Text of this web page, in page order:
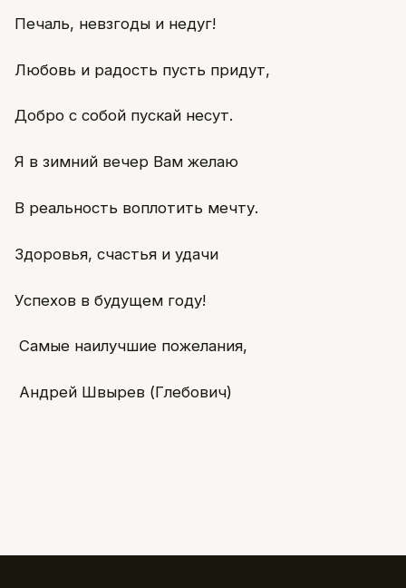
Печаль, невзгоды и недуг!
Любовь и радость пусть придут,
Добро с собой пускай несут.
Я в зимний вечер Вам желаю
В реальность воплотить мечту.
Здоровья, счастья и удачи
Успехов в будущем году!
Самые наилучшие пожелания,
Андрей Швырев (Глебович)